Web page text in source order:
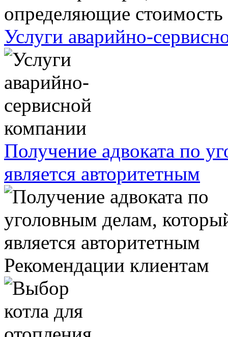
Услуги аварийно-
Получение адвоката по
является авторитетным
Рекомендации клиентам